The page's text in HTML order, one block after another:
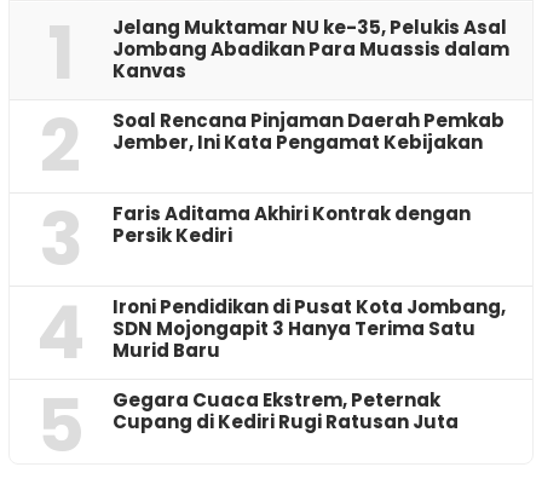
1
Jelang Muktamar NU ke-35, Pelukis Asal
Jombang Abadikan Para Muassis dalam
Kanvas
2
‎Soal Rencana Pinjaman Daerah Pemkab
Jember, Ini Kata Pengamat Kebijakan ‎
3
Faris Aditama Akhiri Kontrak dengan
Persik Kediri
4
Ironi Pendidikan di Pusat Kota Jombang,
SDN Mojongapit 3 Hanya Terima Satu
Murid Baru
5
‎Gegara Cuaca Ekstrem, Peternak
Cupang di Kediri Rugi Ratusan Juta